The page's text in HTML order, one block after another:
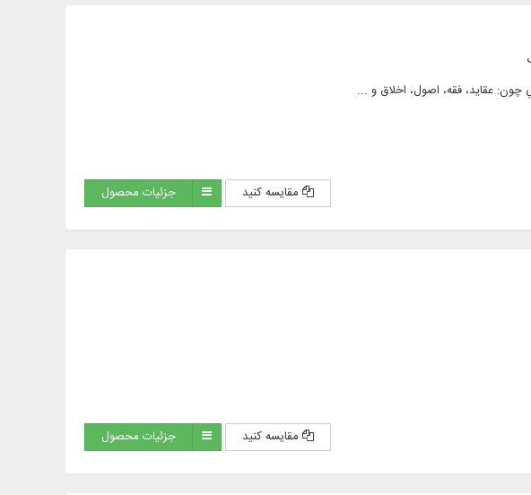
مقایسه کنید جزئیات محصول
مقایسه کنید جزئیات محصول